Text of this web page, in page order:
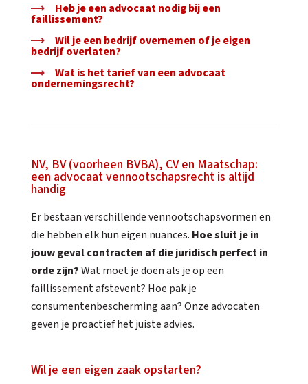
Heb je een advocaat nodig bij een
faillissement?
Wil je een bedrijf overnemen of je eigen
bedrijf overlaten?
Wat is het tarief van een advocaat
ondernemingsrecht?
NV, BV (voorheen BVBA), CV en Maatschap:
een advocaat vennootschapsrecht is altijd
handig
Er bestaan verschillende vennootschapsvormen en
die hebben elk hun eigen nuances. Hoe sluit je in
jouw geval contracten af die juridisch perfect in
orde zijn?Wat moet je doen als je op een
faillissement afstevent? Hoe pak je
consumentenbescherming aan? Onze advocaten
geven je proactief het juiste advies.
Wil je een eigen zaak opstarten?